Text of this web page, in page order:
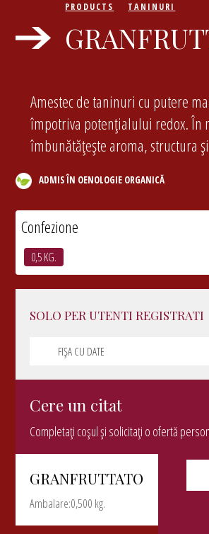
PRODUCTS TANINURI
Amestec de taninuri cu putere
împotriva potențialului redox. În
îmbunătățește aroma, structura
ADMIS ÎN OENOLOGIE ORGANICĂ
Confezione
0,5 KG.
SOLO PER UTENTI REGISTRATI
FIȘA CU DATE
Cere un citat
Completați coșul și solicitați o ofertă
GRANFRUTTATO
Ambalare:0,500 kg.